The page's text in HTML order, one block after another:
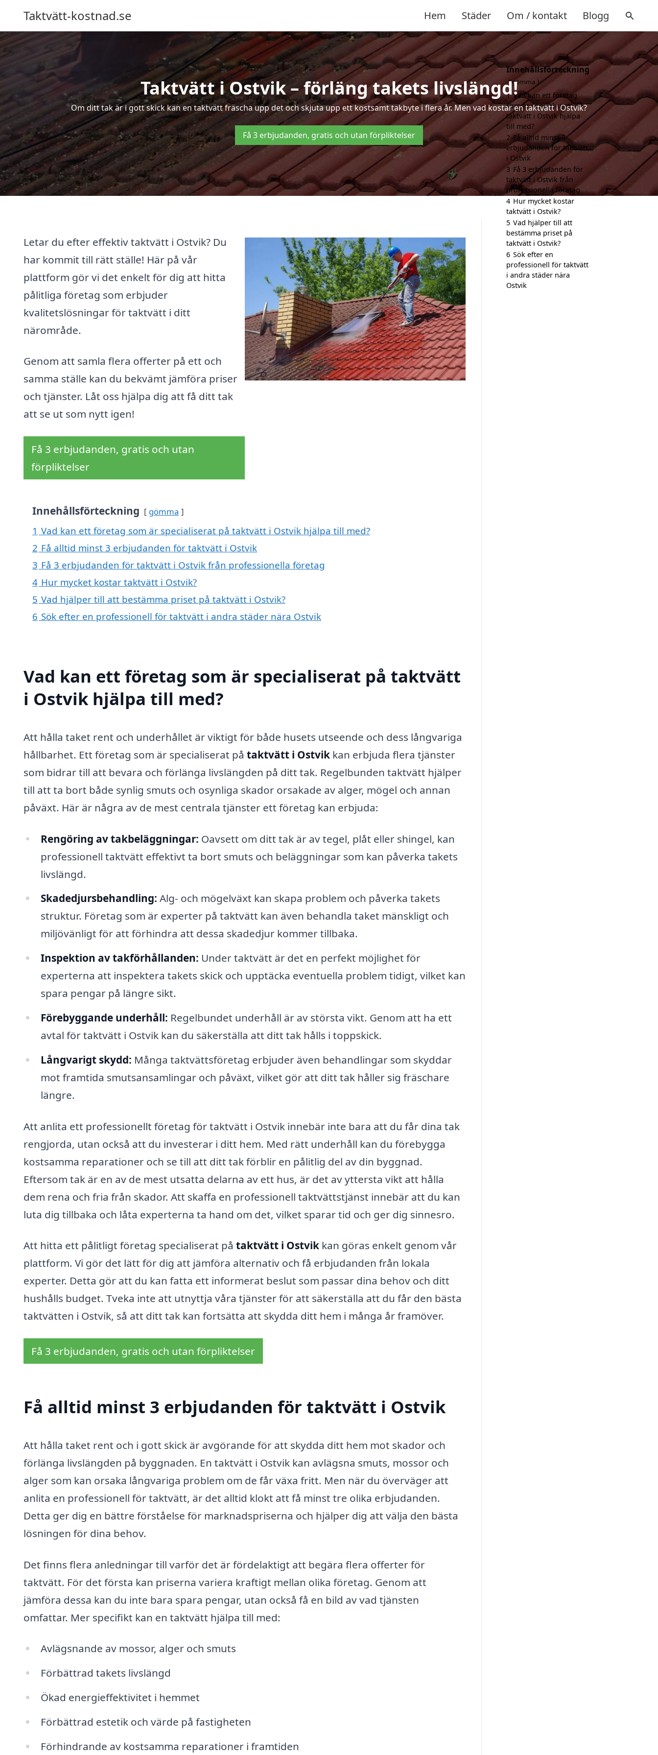
Taktvätt-kostnad.se Hem Städer Om / kontakt Blogg
Taktvätt i Ostvik – förläng takets livslängd!
Om ditt tak är i gott skick kan en taktvätt fräscha upp det och skjuta upp ett kostsamt takbyte i flera år. Men vad kostar en taktvätt i Ostvik?
Få 3 erbjudanden, gratis och utan förpliktelser
Letar du efter effektiv taktvätt i Ostvik? Du
har kommit till rätt ställe! Här på vår
plattform gör vi det enkelt för dig att hitta
pålitliga företag som erbjuder
kvalitetslösningar för taktvätt i ditt
närområde.
Genom att samla flera offerter på ett och
samma ställe kan du bekvämt jämföra priser
och tjänster. Låt oss hjälpa dig att få ditt tak
att se ut som nytt igen!
Få 3 erbjudanden, gratis och utan
förpliktelser
Innehållsförteckning gömma
1 Vad kan ett företag som är specialiserat på taktvätt i Ostvik hjälpa till med?
2 Få alltid minst 3 erbjudanden för taktvätt i Ostvik
3 Få 3 erbjudanden för taktvätt i Ostvik från professionella företag
4 Hur mycket kostar taktvätt i Ostvik?
5 Vad hjälper till att bestämma priset på taktvätt i Ostvik?
6 Sök efter en professionell för taktvätt i andra städer nära Ostvik
Vad kan ett företag som är specialiserat på taktvätt
i Ostvik hjälpa till med?
Att hålla taket rent och underhållet är viktigt för både husets utseende och dess långvariga
hållbarhet. Ett företag som är specialiserat på taktvätt i Ostvik kan erbjuda flera tjänster
som bidrar till att bevara och förlänga livslängden på ditt tak. Regelbunden taktvätt hjälper
till att ta bort både synlig smuts och osynliga skador orsakade av alger, mögel och annan
påväxt. Här är några av de mest centrala tjänster ett företag kan erbjuda:
Rengöring av takbeläggningar: Oavsett om ditt tak är av tegel, plåt eller shingel, kan
professionell taktvätt effektivt ta bort smuts och beläggningar som kan påverka takets
livslängd.
Skadedjursbehandling: Alg- och mögelväxt kan skapa problem och påverka takets
struktur. Företag som är experter på taktvätt kan även behandla taket mänskligt och
miljövänligt för att förhindra att dessa skadedjur kommer tillbaka.
Inspektion av takförhållanden: Under taktvätt är det en perfekt möjlighet för
experterna att inspektera takets skick och upptäcka eventuella problem tidigt, vilket kan
spara pengar på längre sikt.
Förebyggande underhåll: Regelbundet underhåll är av största vikt. Genom att ha ett
avtal för taktvätt i Ostvik kan du säkerställa att ditt tak hålls i toppskick.
Långvarigt skydd: Många taktvättsföretag erbjuder även behandlingar som skyddar
mot framtida smutsansamlingar och påväxt, vilket gör att ditt tak håller sig fräschare
längre.
Att anlita ett professionellt företag för taktvätt i Ostvik innebär inte bara att du får dina tak
rengjorda, utan också att du investerar i ditt hem. Med rätt underhåll kan du förebygga
kostsamma reparationer och se till att ditt tak förblir en pålitlig del av din byggnad.
Eftersom tak är en av de mest utsatta delarna av ett hus, är det av yttersta vikt att hålla
dem rena och fria från skador. Att skaffa en professionell taktvättstjänst innebär att du kan
luta dig tillbaka och låta experterna ta hand om det, vilket sparar tid och ger dig sinnesro.
Att hitta ett pålitligt företag specialiserat på taktvätt i Ostvik kan göras enkelt genom vår
plattform. Vi gör det lätt för dig att jämföra alternativ och få erbjudanden från lokala
experter. Detta gör att du kan fatta ett informerat beslut som passar dina behov och ditt
hushålls budget. Tveka inte att utnyttja våra tjänster för att säkerställa att du får den bästa
taktvätten i Ostvik, så att ditt tak kan fortsätta att skydda ditt hem i många år framöver.
Få 3 erbjudanden, gratis och utan förpliktelser
Få alltid minst 3 erbjudanden för taktvätt i Ostvik
Att hålla taket rent och i gott skick är avgörande för att skydda ditt hem mot skador och
förlänga livslängden på byggnaden. En taktvätt i Ostvik kan avlägsna smuts, mossor och
alger som kan orsaka långvariga problem om de får växa fritt. Men när du överväger att
anlita en professionell för taktvätt, är det alltid klokt att få minst tre olika erbjudanden.
Detta ger dig en bättre förståelse för marknadspriserna och hjälper dig att välja den bästa
lösningen för dina behov.
Det finns flera anledningar till varför det är fördelaktigt att begära flera offerter för
taktvätt. För det första kan priserna variera kraftigt mellan olika företag. Genom att
jämföra dessa kan du inte bara spara pengar, utan också få en bild av vad tjänsten
omfattar. Mer specifikt kan en taktvätt hjälpa till med:
Avlägsnande av mossor, alger och smuts
Förbättrad takets livslängd
Ökad energieffektivitet i hemmet
Förbättrad estetik och värde på fastigheten
Förhindrande av kostsamma reparationer i framtiden
Innehållsförteckning
gömma
1 Vad kan ett företag
som är specialiserat på
taktvätt i Ostvik hjälpa
till med?
2 Få alltid minst 3
erbjudanden för taktvätt
i Ostvik
3 Få 3 erbjudanden för
taktvätt i Ostvik från
professionella företag
4 Hur mycket kostar
taktvätt i Ostvik?
5 Vad hjälper till att
bestämma priset på
taktvätt i Ostvik?
6 Sök efter en
professionell för taktvätt
i andra städer nära
Ostvik